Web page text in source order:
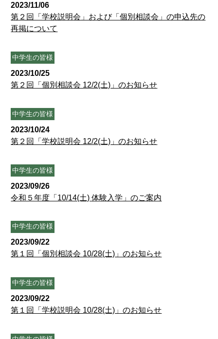
2023/11/06
第２回「学校説明会」および「個別相談会」の申込先の
再掲について
中学生の皆様
2023/10/25
第２回「個別相談会 12/2(土)」のお知らせ
中学生の皆様
2023/10/24
第２回「学校説明会 12/2(土)」のお知らせ
中学生の皆様
2023/09/26
令和５年度「10/14(土) 体験入学」のご案内
中学生の皆様
2023/09/22
第１回「個別相談会 10/28(土)」のお知らせ
中学生の皆様
2023/09/22
第１回「学校説明会 10/28(土)」のお知らせ